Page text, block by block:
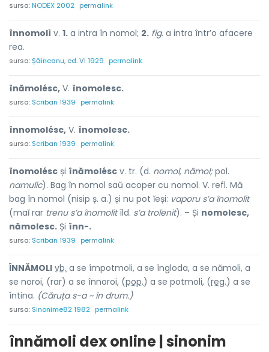
sursa:NODEX 2002 permalink
înnomolì v. 1. a intra în nomol; 2. fig. a intra într’o afacere
rea.
sursa:Șăineanu, ed. VI 1929 permalink
înămolésc, V. înomolesc.
sursa: Scriban 1939 permalink
înnomolésc, V. înomolesc.
sursa: Scriban 1939 permalink
înomolésc și înămolésc v. tr. (d. nomol, nămol;pol.
namulic). Bag în nomol saŭ acoper cu nomol. V. refl. Mă
bag în nomol (nisip ș. a.) și nu pot ĭeși: vaporu s’a înomolit
(maĭ rar trenu s’a înomolitîld. s’a troĭenit). – Și nomolesc,
nămolesc. Și înn-.
sursa: Scriban 1939 permalink
ÎNNĂMOLI vb. a se împotmoli, a se îngloda, a se nămoli, a
se noroi, (rar) a se înnoroi, (pop.) a se potmoli, (reg.) a se
întina. (Căruța s-a ~ în drum.)
sursa: Sinonime82 1982 permalink
înnămoli dex online | sinonim